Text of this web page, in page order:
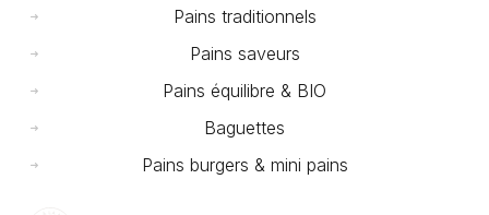
Pains traditionnels
Pains saveurs
Pains équilibre & BIO
Baguettes
Pains burgers & mini pains